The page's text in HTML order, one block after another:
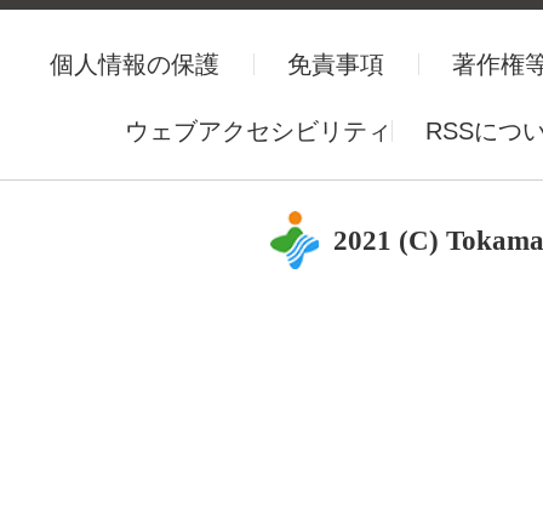
個人情報の保護 免責事項 著作権
ウェブアクセシビリティ RSSにつ
2021 (C)